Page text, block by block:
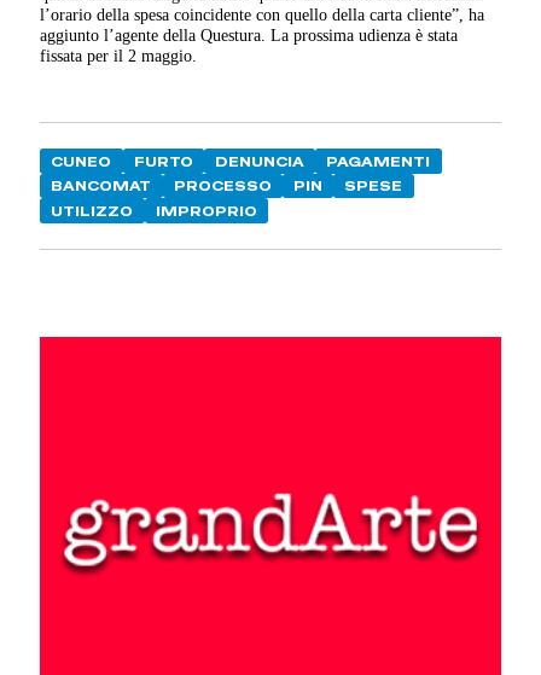
l’orario della spesa coincidente con quello della carta cliente”, ha
aggiunto l’agente della Questura. La prossima udienza è stata
fissata per il 2 maggio.
CUNEO FURTO DENUNCIA
PAGAMENTI
BANCOMAT
PROCESSO PIN
SPESE
UTILIZZO
IMPROPRIO